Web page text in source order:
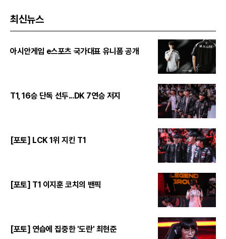
최신뉴스
아시안게임 e스포츠 국가대표 유니폼 공개
T1, 16승 단독 선두...DK 7연승 저지
[포토] LCK 1위 지킨 T1
[포토] T1 이지훈 코치의 밴픽
[포토] 연습에 집중한 '도란' 최현준